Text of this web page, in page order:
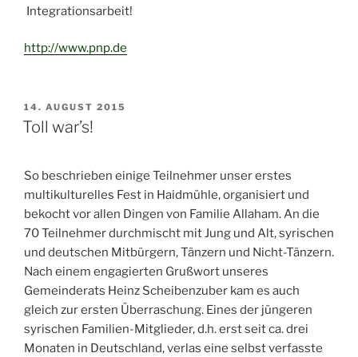
Integrationsarbeit!
http://www.pnp.de
VERÖFFENTLICHT
AM
14. AUGUST 2015
Toll war’s!
So beschrieben einige Teilnehmer unser erstes
multikulturelles Fest in Haidmühle, organisiert und
bekocht vor allen Dingen von Familie Allaham. An die
70 Teilnehmer durchmischt mit Jung und Alt, syrischen
und deutschen Mitbürgern, Tänzern und Nicht-Tänzern.
Nach einem engagierten Grußwort unseres
Gemeinderats Heinz Scheibenzuber kam es auch
gleich zur ersten Überraschung. Eines der jüngeren
syrischen Familien-Mitglieder, d.h. erst seit ca. drei
Monaten in Deutschland, verlas eine selbst verfasste